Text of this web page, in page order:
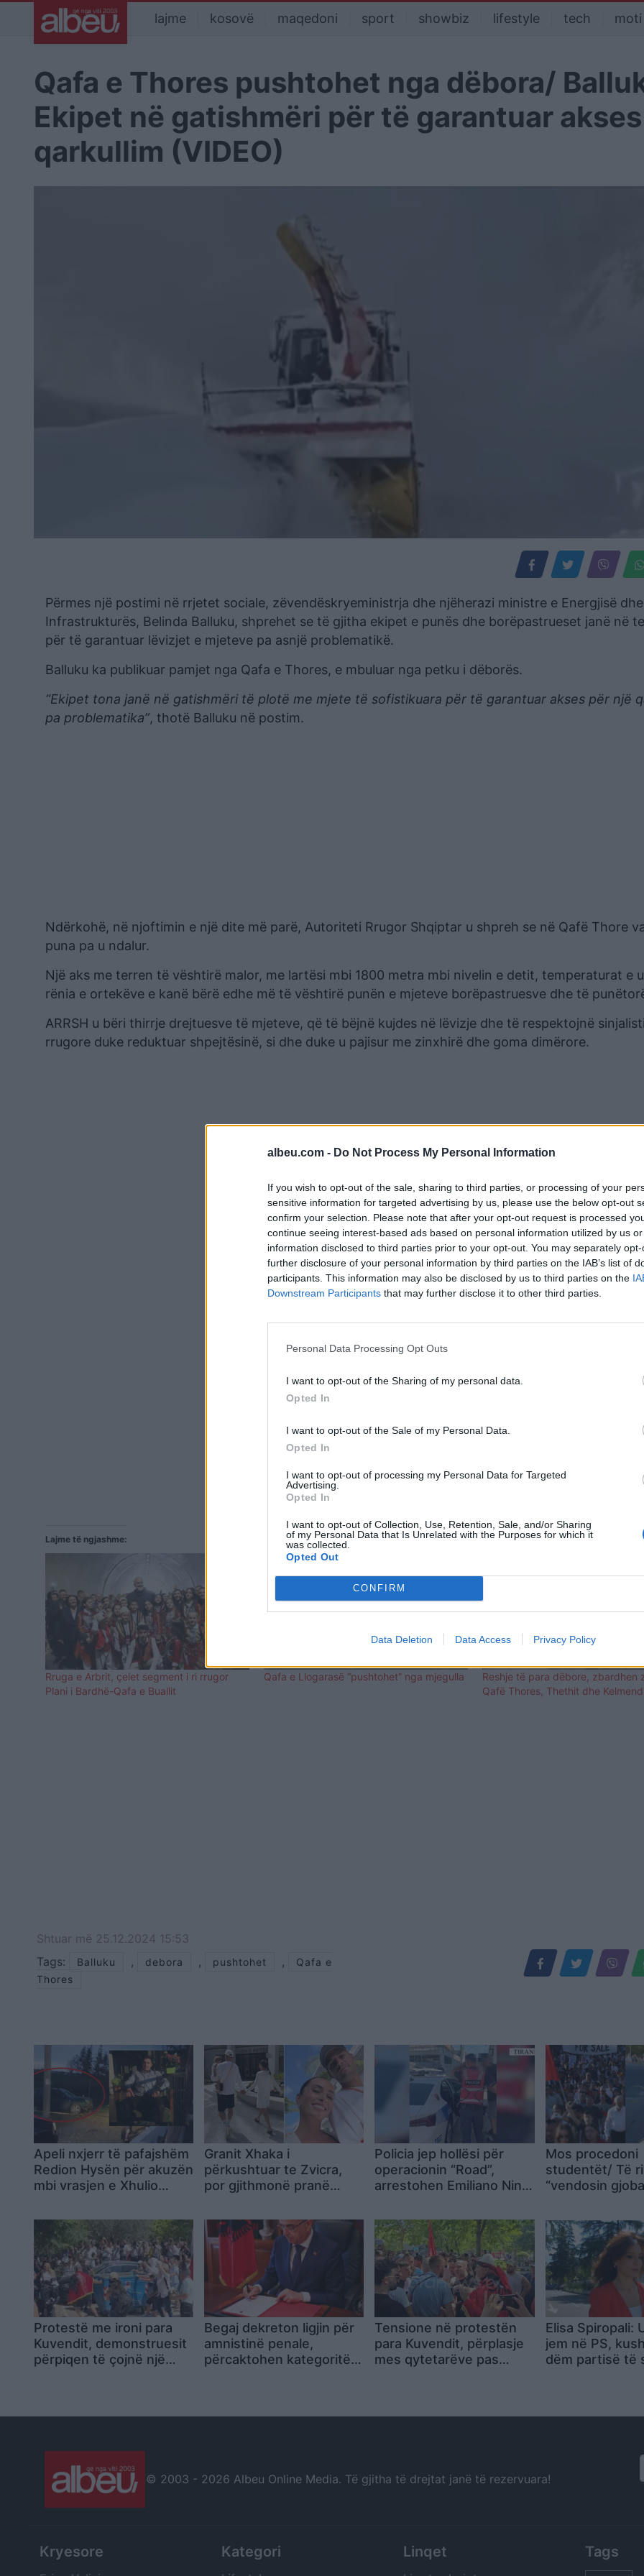
albeu.com - Do Not Process My Personal Information
If you wish to opt-out of the sale, sharing to third parties, or processing of your
sensitive information for targeted advertising by us, please use the below opt-out
confirm your selection. Please note that after your opt-out request is processed
continue seeing interest-based ads based on personal information utilized by us
information disclosed to third parties prior to your opt-out. You may separately
further disclosure of your personal information by third parties on the IAB’s list of
participants. This information may also be disclosed by us to third parties on the
Downstream Participants that may further disclose it to other third parties.
Personal Data Processing Opt Outs
I want to opt-out of the Sharing of my personal data.
Opted In
I want to opt-out of the Sale of my Personal Data.
Opted In
I want to opt-out of processing my Personal Data for Targeted
Advertising.
Opted In
I want to opt-out of Collection, Use, Retention, Sale, and/or Sharing
of my Personal Data that Is Unrelated with the Purposes for which it
was collected.
Opted Out
CONFIRM
Data Deletion Data Access Privacy Policy
lajme kosovë maqedoni sport showbiz lifestyle tech moti
Qafa e Thores pushtohet nga dëbora/
Ekipet në gatishmëri për të garantuar
qarkullim (VIDEO)
Përmes një postimi në rrjetet sociale, zëvendëskryeministrja dhe njëherazi ministre e Energjisë dhe
Infrastrukturës, Belinda Balluku, shprehet se të gjitha ekipet e punës dhe borëpastrueset janë në
për të garantuar lëvizjet e mjeteve pa asnjë problematikë.
Balluku ka publikuar pamjet nga Qafa e Thores, e mbuluar nga petku i dëborës.
“Ekipet tona janë në gatishmëri të plotë me mjete të sofistikuara për të garantuar akses për një
pa problematika”, thotë Balluku në postim.
Ndërkohë, në njoftimin e një dite më parë, Autoriteti Rrugor Shqiptar u shpreh se në Qafë Thore
puna pa u ndalur.
Një aks me terren të vështirë malor, me lartësi mbi 1800 metra mbi nivelin e detit, temperaturat e
rënia e ortekëve e kanë bërë edhe më të vështirë punën e mjeteve borëpastruesve dhe të
ARRSH u bëri thirrje drejtuesve të mjeteve, që të bëjnë kujdes në lëvizje dhe të respektojnë
rrugore duke reduktuar shpejtësinë, si dhe duke u pajisur me zinxhirë dhe goma dimërore.
Lajme të ngjashme:
Rruga e Arbrit, çelet segment i ri rrugor
Plani i Bardhë-Qafa e Buallit
Qafa e Llogarasë “pushtohet” nga mjegulla
Reshje të para dëbore, zbardhen
Qafë Thores, Thethit dhe
Shtuar më 25.12.2024 15:53
Tags:
Balluku , debora , pushtohet ,
Qafa e
Thores
Apeli nxjerr të pafajshëm
Redion Hysën për akuzën
mbi vrasjen e Xhulio
Granit Xhaka i
përkushtuar te Zvicra,
por gjithmonë pranë
kanë rëndësi
Policia jep hollësi për
operacionin “Road”,
arrestohen Emiliano Nina
Mos procedoni
studentët/ Të
“vendosin
protestë,
janë të qarta
Protestë me ironi para
Kuvendit, demonstruesit
përpiqen të çojnë një
Begaj dekreton ligjin për
amnistinë penale,
përcaktohen kategoritë
Tensione në protestën
para Kuvendit, përplasje
mes qytetarëve pas
Elisa Spiropali:
jem në PS,
dëm partisë të
© 2003 - 2026 Albeu Online Media. Të gjitha të drejtat janë të rezervuara!
Kryesore Kategori Linqet Tags